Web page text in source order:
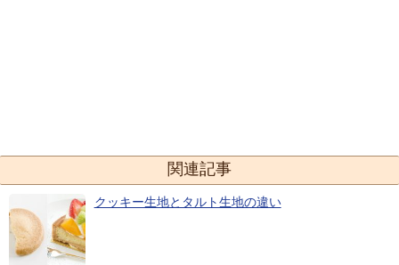
関連記事
クッキー生地とタルト生地の違い